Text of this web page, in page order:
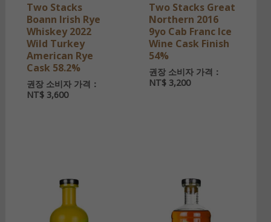
Two Stacks
Boann Irish Rye
Whiskey 2022
Wild Turkey
American Rye
Cask 58.2%
권장 소비자 가격：
NT$3,600
Two Stacks Great
Northern 2016
9yo Cab Franc Ice
Wine Cask Finish
54%
권장 소비자 가격：
NT$3,200